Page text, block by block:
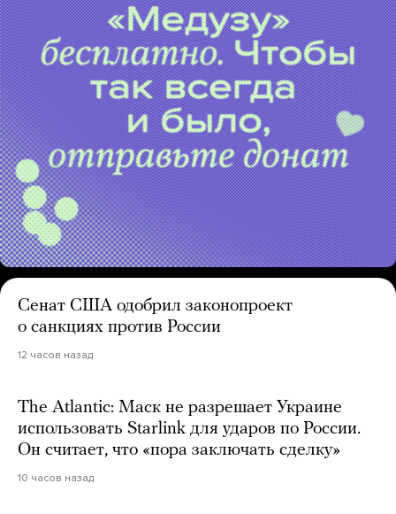
Сенат США одобрил законопроект
о санкциях против России
12 часов назад
The Atlantic: Маск не разрешает Украине
использовать Starlink для ударов по России.
Он считает, что «пора заключать сделку»
10 часов назад